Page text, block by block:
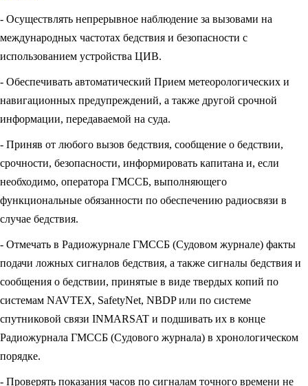
- Осуществлять непрерывное наблюдение за вызовами на
международных частотах бедствия и безопасности с
использованием устройства ЦИВ.
- Обеспечивать автоматический Прием метеорологических и
навигационных предупреждений, а также другой срочной
информации, передаваемой на суда.
- Приняв от любого вызов бедствия, сообщение о бедствии,
срочности, безопасности, информировать капитана и, если
необходимо, оператора ГМССБ, выполняющего
функциональные обязанности по обеспечению радиосвязи в
случае бедствия.
- Отмечать в Радиожурнале ГМССБ (Судовом журнале) факты
подачи ложных сигналов бедствия, а также сигналы бедствия и
сообщения о бедствии, принятые в виде твердых копий по
системам NAVTEX, SafetyNet, NBDP или по системе
спутниковой связи INMARSAT и подшивать их в конце
Радиожурнала ГМССБ (Судового журнала) в хронологическом
порядке.
- Проверять показания часов по сигналам точного времени не